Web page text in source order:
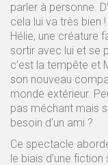
parler à personne.
cela lui va très bien !
Hélie, une créature
sortir avec lui et se
c’est la tempête et
son nouveau
monde extérieur.
pas méchant mais
besoin d’un ami ?
Ce spectacle
le biais d’une